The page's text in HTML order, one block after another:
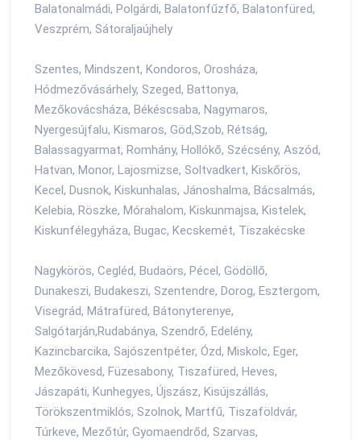
Balatonalmádi, Polgárdi, Balatonfűzfő, Balatonfüred,
Veszprém, Sátoraljaújhely
Szentes, Mindszent, Kondoros, Orosháza,
Hódmezővásárhely, Szeged, Battonya,
Mezőkovácsháza, Békéscsaba, Nagymaros,
Nyergesújfalu, Kismaros, Göd,Szob, Rétság,
Balassagyarmat, Romhány, Hollókő, Szécsény, Aszód,
Hatvan, Monor, Lajosmizse, Soltvadkert, Kiskőrös,
Kecel, Dusnok, Kiskunhalas, Jánoshalma, Bácsalmás,
Kelebia, Röszke, Mórahalom, Kiskunmajsa, Kistelek,
Kiskunfélegyháza, Bugac, Kecskemét, Tiszakécske
Nagykörös, Cegléd, Budaörs, Pécel, Gödöllő,
Dunakeszi, Budakeszi, Szentendre, Dorog, Esztergom,
Visegrád, Mátrafüred, Bátonyterenye,
Salgótarján,Rudabánya, Szendrő, Edelény,
Kazincbarcika, Sajószentpéter, Ózd, Miskolc, Eger,
Mezőkövesd, Füzesabony, Tiszafüred, Heves,
Jászapáti, Kunhegyes, Újszász, Kisújszállás,
Törökszentmiklós, Szolnok, Martfű, Tiszaföldvár,
Túrkeve, Mezőtúr, Gyomaendrőd, Szarvas,